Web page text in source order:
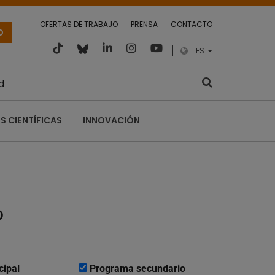
OFERTAS DE TRABAJO PRENSA CONTACTO
ES
CIENTÍFICAS INNOVACIÓN
Programa secundario